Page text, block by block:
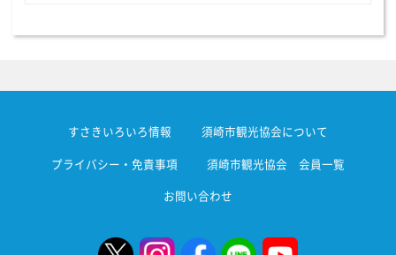
すさきいろいろ情報 須崎市観光協会について
プライバシー・免責事項 須崎市観光協会 会員一覧
お問い合わせ